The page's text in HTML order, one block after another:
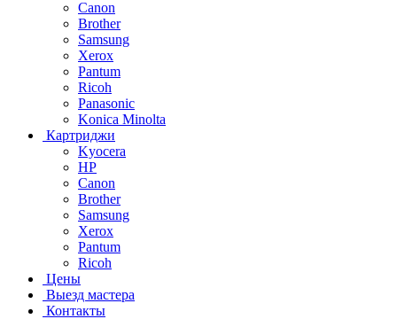
Canon
Brother
Samsung
Xerox
Pantum
Ricoh
Panasonic
Konica Minolta
Картриджи
Kyocera
HP
Canon
Brother
Samsung
Xerox
Pantum
Ricoh
Цены
Выезд мастера
Контакты